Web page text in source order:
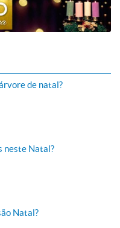
de natal?
neste Natal?
Natal?